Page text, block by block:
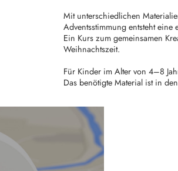
Mit unterschiedlichen
Adventsstimmung entsteht
Ein Kurs zum gemeinsamen
Weihnachtszeit.
Für Kinder im Alter von 4–8
Das benötigte Material ist in